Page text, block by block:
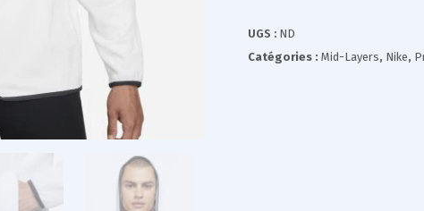
UGS : ND
Catégories :Mid-Layers, Nike,